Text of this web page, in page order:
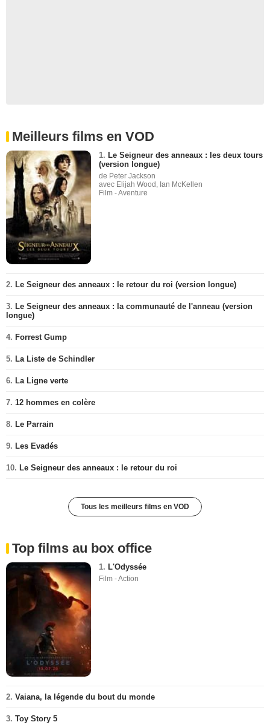
Meilleurs films en VOD
1. Le Seigneur des anneaux : les deux tours
(version longue)
de Peter Jackson
avec Elijah Wood, Ian McKellen
Film - Aventure
2. Le Seigneur des anneaux : le retour du roi (version longue)
3. Le Seigneur des anneaux : la communauté de l'anneau (version
longue)
4. Forrest Gump
5. La Liste de Schindler
6. La Ligne verte
7. 12 hommes en colère
8. Le Parrain
9. Les Evadés
10. Le Seigneur des anneaux : le retour du roi
Tous les meilleurs films en VOD
Top films au box office
1. L'Odyssée
Film - Action
2. Vaiana, la légende du bout du monde
3. Toy Story 5